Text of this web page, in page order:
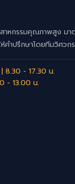
าหกรรมคุณภาพสูง มา
คำปรึกษาโดยทีมวิศวกร
8.30 - 17.30 น.
- 13.00 น.